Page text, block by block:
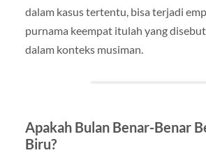
dalam kasus tertentu, bisa terjadi
purnama keempat itulah yang
dalam konteks musiman.
Apakah Bulan Benar-Benar
Biru?